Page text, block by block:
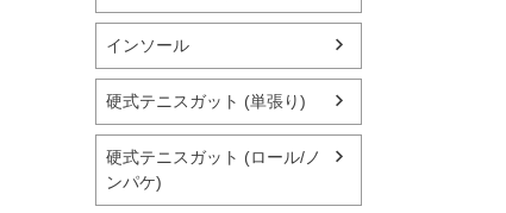
インソール
硬式テニスガット (単張り)
硬式テニスガット (ロール/ノ
ンパケ)